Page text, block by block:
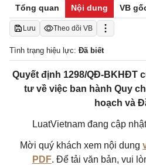
Tổng quan Nội dung VB
Lưu Theo dõi VB
Tình trạng hiệu lực: Đã biết
Quyết định 1298/QĐ-BKHĐT
tư về việc ban hành Quy
hoạch và
LuatVietnam đang cập
Mời quý khách xem nội dung
PDF. Để tải văn bản, vui